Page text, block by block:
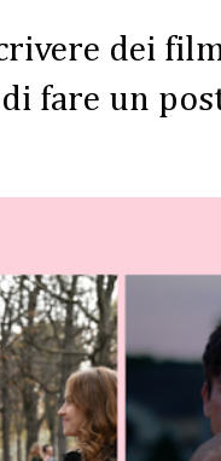
dei
di fare un